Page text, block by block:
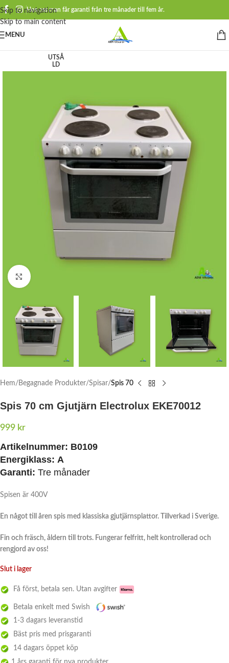
Skip to navigation
Skip to main content
Hos oss man får garanti från tre månader till fem år.
MENU
UTSÅ
LD
Click to enlarge
Hem Begagnade Produkter Spisar Spis 70
Spis 70 cm Gjutjärn Electrolux EKE70012
999 kr
Artikelnummer: B0109
Energiklass: A
Garanti: Tre månader
Spisen är 400V
En något till åren spis med klassiska gjutjärnsplattor. Tillverkad i Sverige.
Fin och fräsch, åldern till trots. Fungerar felfritt, helt kontrollerad och
rengjord av oss!
Slut i lager
Få först, betala sen. Utan avgifter
Betala enkelt med Swish
1-3 dagars leveranstid
Bäst pris med prisgaranti
14 dagars öppet köp